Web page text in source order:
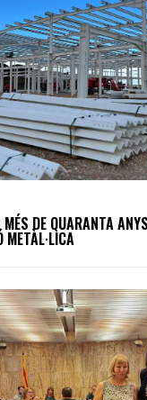
DE QUARANTA
METÀL·LICA